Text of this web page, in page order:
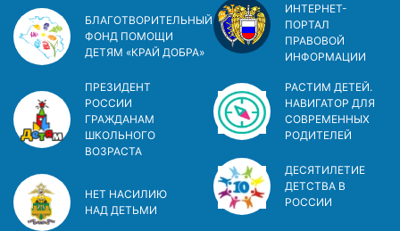
БЛАГОТВОРИТЕЛЬНЫЙ
ФОНД ПОМОЩИ
ДЕТЯМ «КРАЙ ДОБРА»
ПРЕЗИДЕНТ
РОССИИ
ГРАЖДАНАМ
ШКОЛЬНОГО
ВОЗРАСТА
НЕТ НАСИЛИЮ
НАД ДЕТЬМИ
ИНТЕРНЕТ-
ПОРТАЛ
ПРАВОВОЙ
ИНФОРМАЦИИ
РАСТИМ ДЕТЕЙ.
НАВИГАТОР ДЛЯ
СОВРЕМЕННЫХ
РОДИТЕЛЕЙ
ДЕСЯТИЛЕТИЕ
ДЕТСТВА В
РОСCИИ